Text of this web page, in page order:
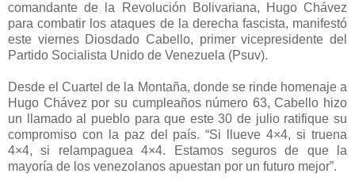
comandante de la Revolución Bolivariana, Hugo Chávez
para combatir los ataques de la derecha fascista, manifestó
este viernes Diosdado Cabello, primer vicepresidente del
Partido Socialista Unido de Venezuela (Psuv).
Desde el Cuartel de la Montaña, donde se rinde homenaje a
Hugo Chávez por su cumpleaños número 63, Cabello hizo
un llamado al pueblo para que este 30 de julio ratifique su
compromiso con la paz del país. “Si llueve 4×4, si truena
4×4, si relampaguea 4×4. Estamos seguros de que la
mayoría de los venezolanos apuestan por un futuro mejor”.